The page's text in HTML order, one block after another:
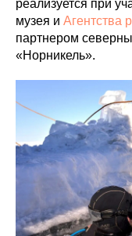
реализуется при
музея и Агентства
партнером
«Норникель».